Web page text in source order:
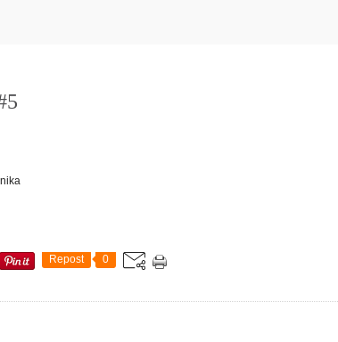
Repost 0